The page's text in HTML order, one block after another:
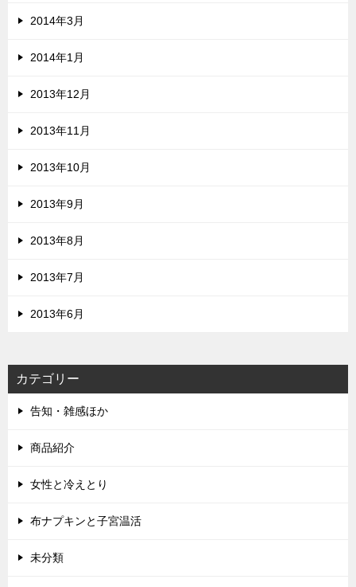
2014年3月
2014年1月
2013年12月
2013年11月
2013年10月
2013年9月
2013年8月
2013年7月
2013年6月
カテゴリー
告知・雑感ほか
商品紹介
女性と冷えとり
布ナプキンと子宮温活
未分類